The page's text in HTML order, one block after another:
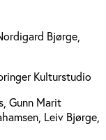
Bjørge,
Kulturstudio
Gunn Marit
Leiv Bjørge,